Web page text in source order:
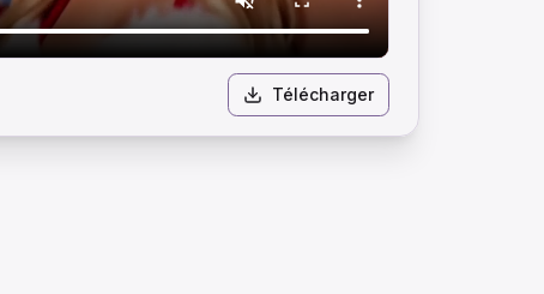
Télécharger